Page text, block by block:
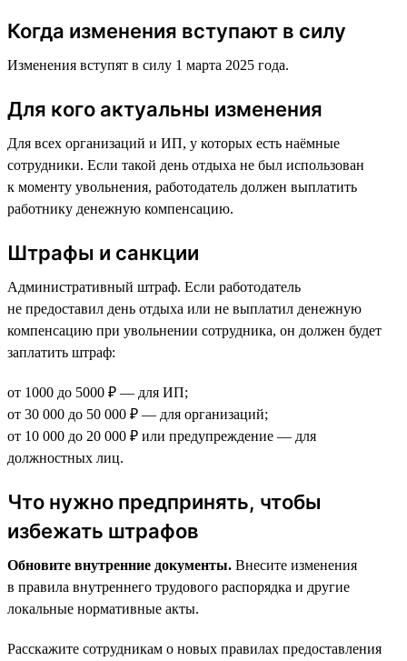
Когда изменения вступают в силу
Изменения вступят в силу 1 марта 2025 года.
Для кого актуальны изменения
Для всех организаций и ИП, у которых есть наёмные
сотрудники. Если такой день отдыха не был использован
к моменту увольнения, работодатель должен выплатить
работнику денежную компенсацию.
Штрафы и санкции
Административный штраф. Если работодатель
не предоставил день отдыха или не выплатил денежную
компенсацию при увольнении сотрудника, он должен будет
заплатить штраф:
от 1000 до 5000 ₽ — для ИП;
от 30 000 до 50 000 ₽ — для организаций;
от 10 000 до 20 000 ₽ или предупреждение — для
должностных лиц.
Что нужно предпринять, чтобы
избежать штрафов
Обновите внутренние документы. Внесите изменения
в правила внутреннего трудового распорядка и другие
локальные нормативные акты.
Расскажите сотрудникам о новых правилах предоставления